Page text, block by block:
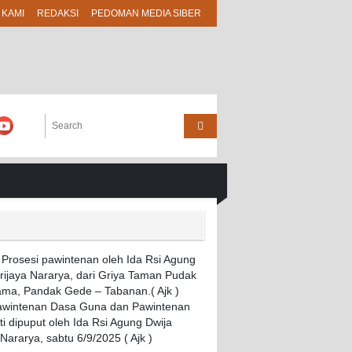
REDAKSI PEDOMAN MEDIA SIBER
Dasa Guna dan Pawintenan
dipuput oleh Ida Rsi Agung Dwija
sabtu 6/9/2025 ( Ajk )